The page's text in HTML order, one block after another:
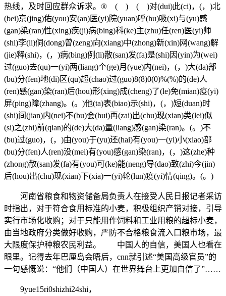
热线，及时回应群众诉求。® ( ) ( )对(dui)此(ci)，(，)北
(bei)京(jing)佑(you)安(an)医(yi)院(yuan)呼(hu)吸(xi)与(yu)感
(gan)染(ran)性(xing)疾(ji)病(bing)科(ke)主(zhu)任(ren)医(yi)师
(shi)李(li)侗(dong)曾(zeng)向(xiang)中(zhong)新(xin)网(wang)解
(jie)释(shi)，(，)病(bing)例(li)散(san)发(fa)是(shi)因(yin)为(wei)
过(guo)去(qu)一(yi)两(liang)个(ge)月(yue)内(nei)，(，)大(da)部
(bu)分(fen)地(di)区(qu)超(chao)过(guo)8(8)0(0)%(%)的(de)人
(ren)感(gan)染(ran)后(hou)形(xing)成(cheng)了(le)免(mian)疫(yi)
屏(ping)障(zhang)。(。)他(ta)表(biao)示(shi)，(，)短(duan)时
(shi)间(jian)内(nei)不(bu)会(hui)再(zai)出(chu)现(xian)类(lei)似
(si)之(zhi)前(qian)的(de)大(da)量(liang)感(gan)染(ran)。(。)不
(bu)过(guo)，(，)由(you)于(yu)还(hai)有(you)一(yi)小(xiao)部
(bu)分(fen)人(ren)没(mei)有(you)感(gan)染(ran)，(，)这(zhe)种
(zhong)散(san)发(fa)有(you)可(ke)能(neng)导(dao)致(zhi)今(jin)
后(hou)出(chu)现(xian)下(xia)一(yi)轮(lun)疫(yi)情(qing)。(。)
河南省粮食和物资储备局负责人在接受人民日报记者采访
时指出，对于符合食用标准的小麦，积极组织产销对接，引导
实行市场化收购；对于只能用作饲料和工业用粮的超标小麦，
由当地政府分类做好收购，严防不合格粮食流入口粮市场，最
大限度保护种粮农民利益。 中国人的自信，美国人也看在
眼里。记得去年巴厘岛会晤后，cnn就引述“美国高级官员”的
一句感慨说：“他们（中国人）在世界舞台上更加自信了”……
9yue15ri0shizhi24shi，